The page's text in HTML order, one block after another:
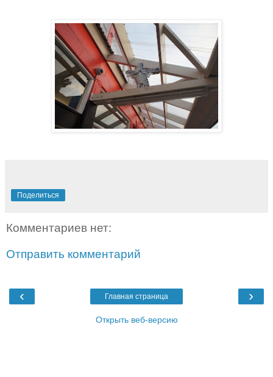
Поделиться
Комментариев нет:
Отправить комментарий
‹ ›
Главная страница
Открыть веб-версию